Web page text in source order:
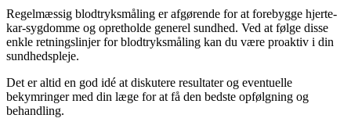
Regelmæssig blodtryksmåling er afgørende for at forebygge hjerte-
kar-sygdomme og opretholde generel sundhed. Ved at følge disse
enkle retningslinjer for blodtryksmåling kan du være proaktiv i din
sundhedspleje.
Det er altid en god idé at diskutere resultater og eventuelle
bekymringer med din læge for at få den bedste opfølgning og
behandling.